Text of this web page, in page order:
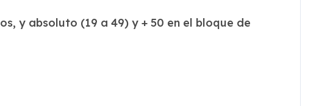
y absoluto (19 a 49) y + 50 en el bloque de